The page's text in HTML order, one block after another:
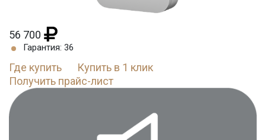
56 700
Гарантия: 36
Где купить
Купить в 1 клик
Получить прайс-лист